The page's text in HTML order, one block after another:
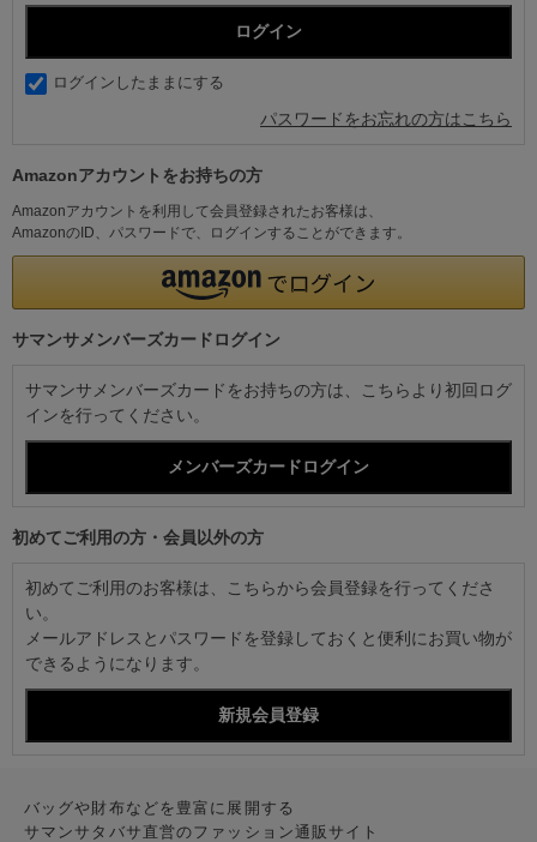
ログインしたままにする
パスワードをお忘れの方はこちら
Amazonアカウントをお持ちの方
Amazonアカウントを利用して会員登録されたお客様は、
AmazonのID、パスワードで、ログインすることができます。
サマンサメンバーズカードログイン
サマンサメンバーズカードをお持ちの方は、こちらより初回ログ
インを行ってください。
初めてご利用の方・会員以外の方
初めてご利用のお客様は、こちらから会員登録を行ってくださ
い。
メールアドレスとパスワードを登録しておくと便利にお買い物が
できるようになります。
バッグや財布などを豊富に展開する
サマンサタバサ直営のファッション通販サイト